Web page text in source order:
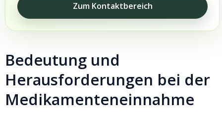
Zum Kontaktbereich
Bedeutung und
Herausforderungen bei der
Medikamenteneinnahme